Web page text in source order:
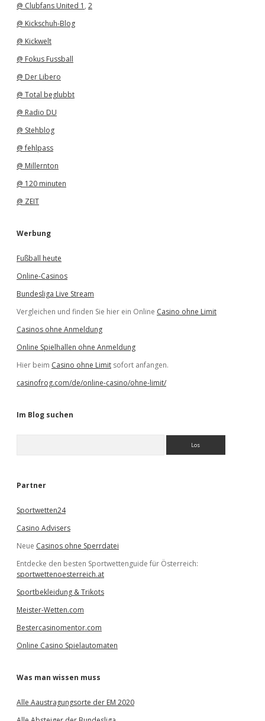
@ Clubfans United 1 , 2
@ Kickschuh-Blog
@ Kickwelt
@ Fokus Fussball
@ Der Libero
@ Total beglubbt
@ Radio DU
@ Stehblog
@ fehlpass
@ Millernton
@ 120 minuten
@ ZEIT
Werbung
Fußball heute
Online-Casinos
Bundesliga Live Stream
Vergleichen und finden Sie hier ein Online Casino ohne Limit
Casinos ohne Anmeldung
Online Spielhallen ohne Anmeldung
Hier beim Casino ohne Limit sofort anfangen.
casinofrog.com/de/online-casino/ohne-limit/
Im Blog suchen
e
Partner
Sportwetten24
Casino Advisers
Neue Casinos ohne Sperrdatei
Entdecke den besten Sportwettenguide für Österreich:
sportwettenoesterreich.at
Sportbekleidung & Trikots
Meister-Wetten.com
Bestercasinomentor.com
Online Casino Spielautomaten
Was man wissen muss
Alle Aaustragungsorte der EM 2020